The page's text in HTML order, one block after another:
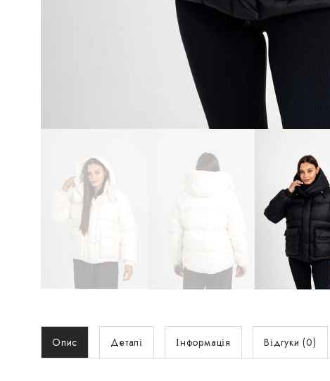
Опис Деталі Інформація Відгуки (0)